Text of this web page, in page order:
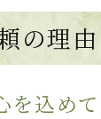
の理由
を込め